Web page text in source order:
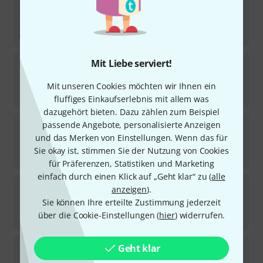
Mit Liebe serviert!
Mit unseren Cookies möchten wir Ihnen ein
fluffiges Einkaufserlebnis mit allem was
dazugehört bieten. Dazu zählen zum Beispiel
passende Angebote, personalisierte Anzeigen
und das Merken von Einstellungen. Wenn das für
Sie okay ist, stimmen Sie der Nutzung von Cookies
für Präferenzen, Statistiken und Marketing
einfach durch einen Klick auf „Geht klar“ zu (alle
anzeigen).
Sie können Ihre erteilte Zustimmung jederzeit
über die Cookie-Einstellungen (hier) widerrufen.
Geht klar
6
Download-Lizenz
Slate DigitalFG-DS 902
Download-Lizenz
149 €
Slate DigitalSD-D Chorus & Custom D Chorus
Download-Lizenz
99€
Slate Digital Storch Filter
1
Download-Lizenz
49€
Slate Digital FG-36A